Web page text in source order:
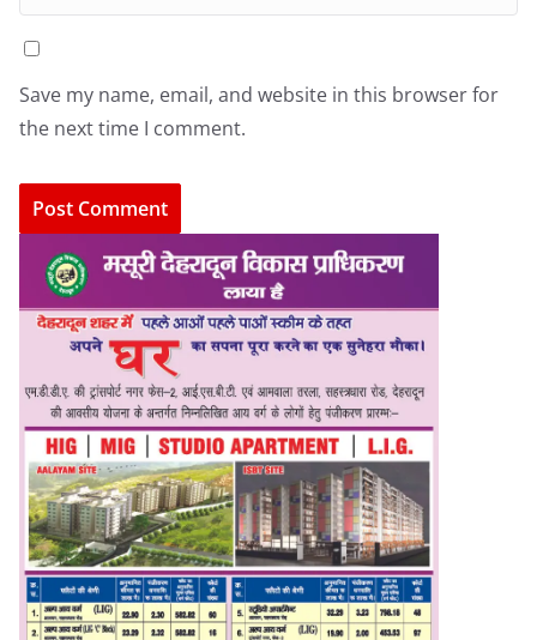
Save my name, email, and website in this browser for
the next time I comment.